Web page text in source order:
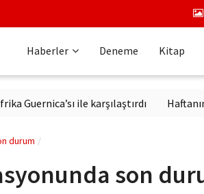
Haberler Deneme Kitap
ile karşılaştırdı Haftanın
durum
son